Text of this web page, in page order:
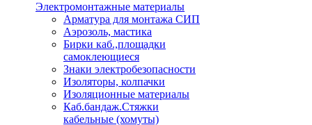
Электромонтажные материалы
Арматура для монтажа СИП
Аэрозоль, мастика
Бирки каб.,площадки
самоклеющиеся
Знаки электробезопасности
Изоляторы, колпачки
Изоляционные материалы
Каб.бандаж.Стяжки
кабельные (хомуты)